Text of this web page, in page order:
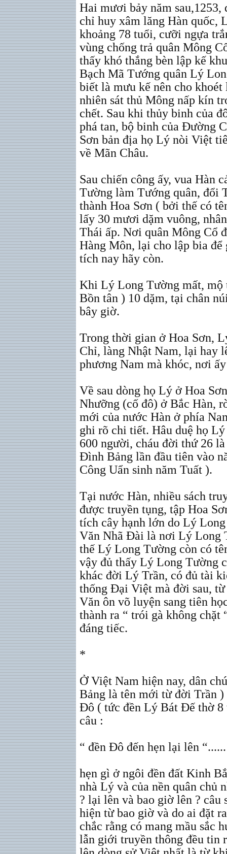
Hai mươi bảy năm
chỉ huy xâm lăng Hàn quốc,
khoảng 78 tuổi, cưỡi ngựa
vùng chống trả quân Mông
thấy khó thắng bèn lập kế
Bạch Mã Tướng quân Lý
biết là mưu kế nên cho
nhiên sát thủ Mông nấp kín
chết. Sau khi thủy binh của
phá tan, bộ binh của Đường
Sơn bản địa họ Lý nòi Việt
về Mãn Châu.
Sau chiến công ấy, vua Hàn
Tường làm Tướng quân, đổi
thành Hoa Sơn ( bởi thế có
lấy 30 mươi dặm vuông,
Thái ấp. Nơi quân Mông Cổ
Hàng Môn, lại cho lập bia
tích nay hãy còn.
Khi Lý Long Tường mất, mộ
Bồn tân ) 10 dặm, tại chân
bây giờ.
Trong thời gian ở Hoa Sơn,
Chỉ, làng Nhật Nam, lại hay
phương Nam mà khóc, nơi
Về sau dòng họ Lý ở Hoa
Nhưỡng (cố đô) ở Bắc Hàn,
mới của nước Hàn ở phía
ghi rõ chi tiết. Hâu duệ họ
600 người, cháu đời thứ 26
Đình Bảng lần đầu tiên vào
Công Uẩn sinh năm Tuất ).
Tại nước Hàn, nhiều sách
được truyền tụng, tập Hoa
tích cây hạnh lớn do Lý
Văn Nhã Đài là nơi Lý Long
thế Lý Long Tường còn có
vậy đủ thấy Lý Long Tường
khác đời Lý Trần, có đủ tài
thống Đại Việt mà đời sau,
Văn ôn võ luyện sang tiên
thành ra “ trói gà không chặt
đáng tiếc.
*
Ở Việt Nam hiện nay, dân
Bảng là tên mới từ đời Trần
Đô ( tức đền Lý Bát Đế thờ
câu :
“ đền Đô đến hẹn lại lên “......
hẹn gì ở ngôi đền đất Kinh
nhà Lý và của nền quân chủ
? lại lên và bao giờ lên ? câu
hiện từ bao giờ và do ai đặt
chắc rằng có mang mầu sắc
lẫn giới truyền thông đều tin